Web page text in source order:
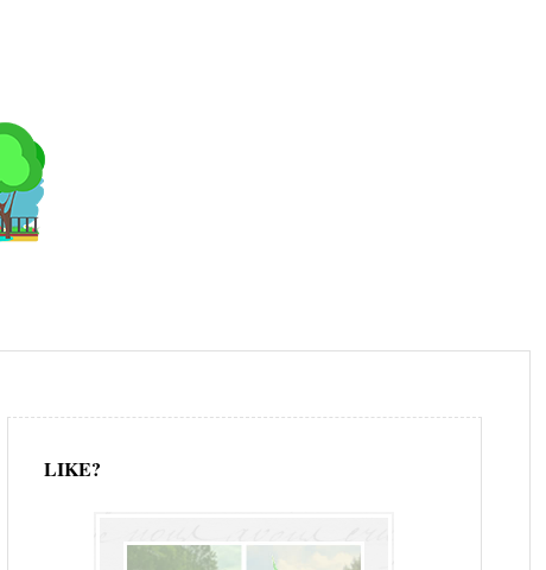
LIKE?